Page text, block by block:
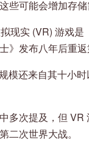
些可能会增加存储
现实 (VR) 游戏
》发布八年后重返
模还来自其十小
多次提及，但
二次世界大战。